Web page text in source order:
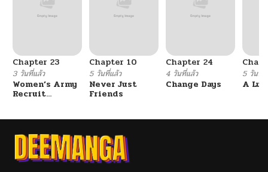
Chapter 23
3 วันที่แล้ว
Women’s Army
Recruit
Chapter 10
5 วันที่แล้ว
Never Just
Friends
Chapter 24
4 วันที่แล้ว
Change Days
5 วันที่
A